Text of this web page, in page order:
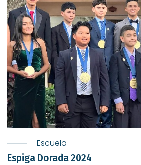
Escuela
Espiga Dorada 2024